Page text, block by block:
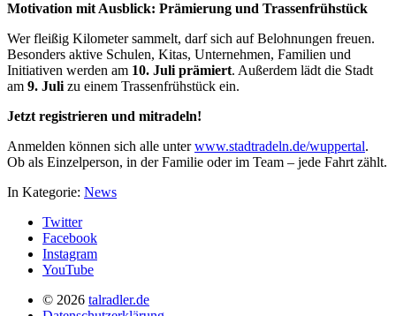
Motivation mit Ausblick: Prämierung und Trassenfrühstück
Wer fleißig Kilometer sammelt, darf sich auf Belohnungen freuen.
Besonders aktive Schulen, Kitas, Unternehmen, Familien und
Initiativen werden am 10. Juli prämiert. Außerdem lädt die Stadt
am 9. Juli zu einem Trassenfrühstück ein.
Jetzt registrieren und mitradeln!
Anmelden können sich alle unterwww.stadtradeln.de/wuppertal.
Ob als Einzelperson, in der Familie oder im Team – jede Fahrt zählt.
In Kategorie: News
Twitter
Facebook
Instagram
YouTube
© 2026 talradler.de